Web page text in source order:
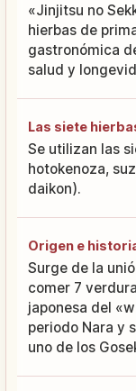
«Jinjitsu no
hierbas de
gastronómica
salud y
Las siete
Se utilizan las
hotokenoza,
daikon).
Origen e
Surge de la
comer 7
japonesa del
periodo Nara y
uno de los